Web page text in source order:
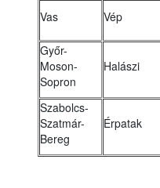
Vas Vép
Győr-
Moson-
Sopron
Halászi
Szabolcs-
Szatmár-
Bereg
Érpatak